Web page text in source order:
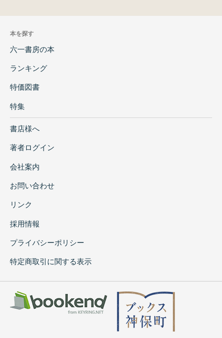
本を探す
六一書房の本
ランキング
特価図書
特集
書店様へ
著者ログイン
会社案内
お問い合わせ
リンク
採用情報
プライバシーポリシー
特定商取引に関する表示